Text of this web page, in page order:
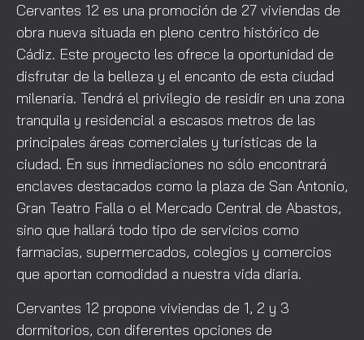
Cervantes 12 es una promoción de 27 viviendas de
obra nueva situada en pleno centro histórico de
Cádiz. Este proyecto les ofrece la oportunidad de
disfrutar de la belleza y el encanto de esta ciudad
milenaria. Tendrá el privilegio de residir en una zona
tranquila y residencial a escasos metros de las
principales áreas comerciales y turísticas de la
ciudad. En sus inmediaciones no sólo encontrará
enclaves destacados como la plaza de San Antonio,
Gran Teatro Falla o el Mercado Central de Abastos,
sino que hallará todo tipo de servicios como
farmacias, supermercados, colegios y comercios
que aportan comodidad a nuestra vida diaria.
Cervantes 12 propone viviendas de 1, 2 y 3
dormitorios, con diferentes opciones de